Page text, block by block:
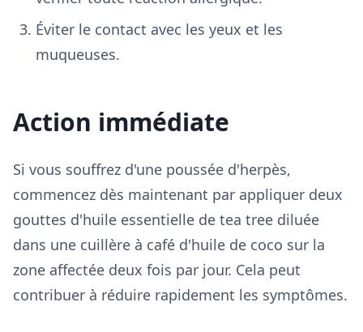
Éviter le contact avec les yeux et les
muqueuses.
Action immédiate
Si vous souffrez d'une poussée d'herpès,
commencez dès maintenant par appliquer deux
gouttes d'huile essentielle de tea tree diluée
dans une cuillère à café d'huile de coco sur la
zone affectée deux fois par jour. Cela peut
contribuer à réduire rapidement les symptômes.